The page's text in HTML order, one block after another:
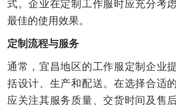
式。企业在定制工作服时应充分考
最佳的使用效果。
定制流程与服务
通常，宜昌地区的工作服定制企业
括设计、生产和配送。在选择合适
应关注其服务质量、交货时间及售